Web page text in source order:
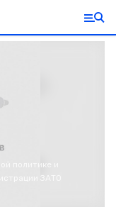
политике и
ЗАТО